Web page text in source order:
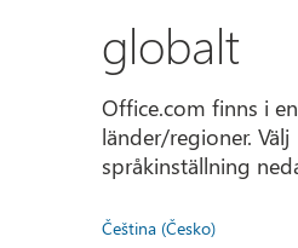
globalt
Office.com finns i
länder/regioner. Välj
språkinställning
Čeština (Česko)